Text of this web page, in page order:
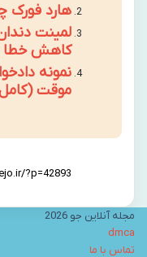
هارد فورک
لمینت
کاهش خطا و
نمونه
موقت
مجله آنلاین جو 2026
dmca
تماس با ما